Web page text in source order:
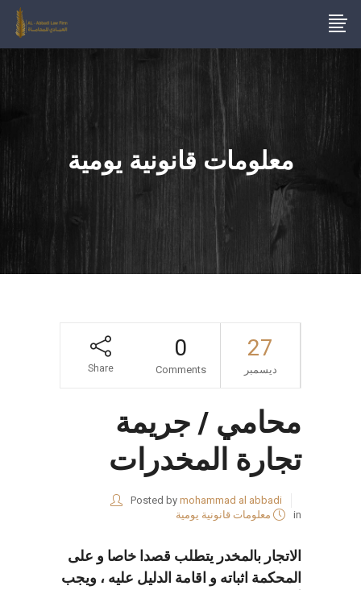
معلومات قانونية يومية
27
ديسمبر
0
Comments
Share
محامي / جريمة
تجارة المخدرات
Posted by mohammad al abbadi
in
معلومات قانونية يومية
الاتجار بالمخدر يتطلب قصدا خاصا و على
المحكمة اثباته و اقامة الدليل عليه ، ويجب